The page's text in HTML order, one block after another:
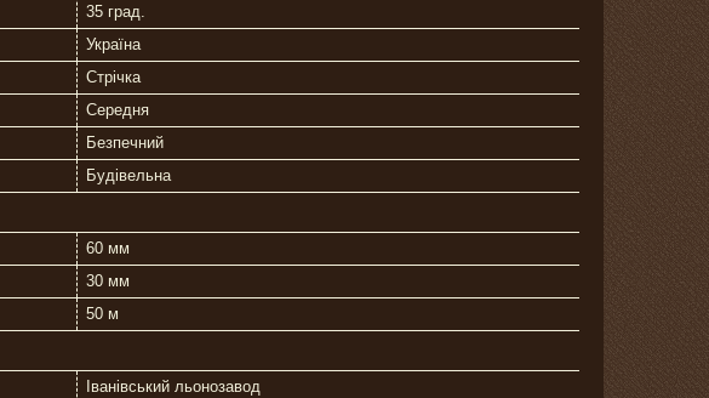
35 град.
Україна
Стрічка
Середня
Безпечний
Будівельна
60 мм
30 мм
50 м
Іванівський льонозавод